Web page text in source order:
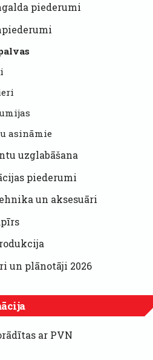
piederumi
asināmie
uzglabāšana
piederumi
un aksesuāri
un plānotāji 2026
ar PVN